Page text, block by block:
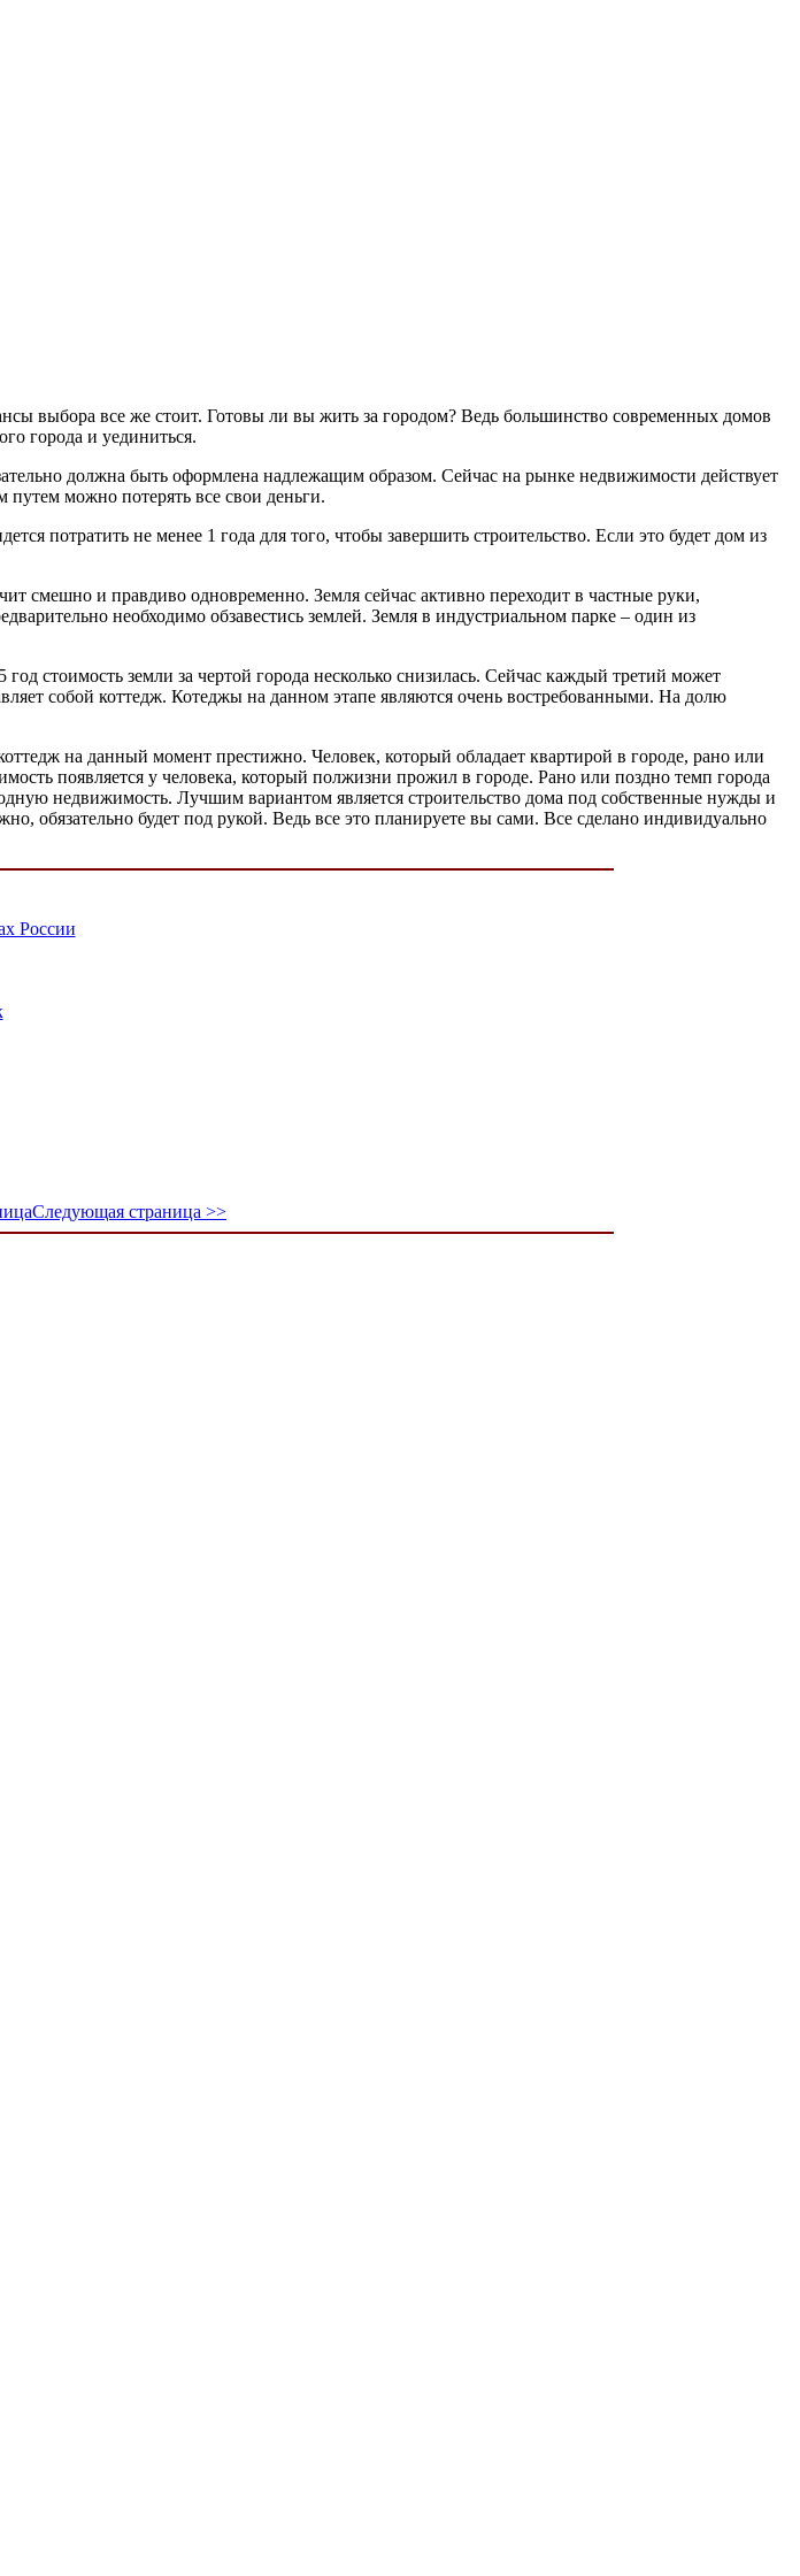
выбора все же стоит. Готовы ли вы жить за городом? Ведь большинство современных домов
города и уединиться.
должна быть оформлена надлежащим образом. Сейчас на рынке недвижимости действует
можно потерять все свои деньги.
потратить не менее 1 года для того, чтобы завершить строительство. Если это будет дом из
смешно и правдиво одновременно. Земля сейчас активно переходит в частные руки,
необходимо обзавестись землей. Земля в индустриальном парке – один из
стоимость земли за чертой города несколько снизилась. Сейчас каждый третий может
собой коттедж. Котеджы на данном этапе являются очень востребованными. На долю
на данный момент престижно. Человек, который обладает квартирой в городе, рано или
появляется у человека, который полжизни прожил в городе. Рано или поздно темп города
недвижимость. Лучшим вариантом является строительство дома под собственные нужды и
обязательно будет под рукой. Ведь все это планируете вы сами. Все сделано индивидуально
России
Следующая страница >>